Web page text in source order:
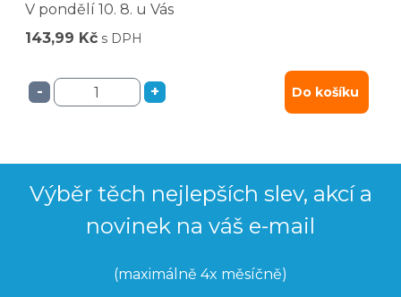
V pondělí 10. 8. u Vás
143,99 Kč s DPH
- + Do košíku
Výběr těch nejlepších slev, akcí a
novinek na váš e-mail
(maximálně 4x měsíčně)